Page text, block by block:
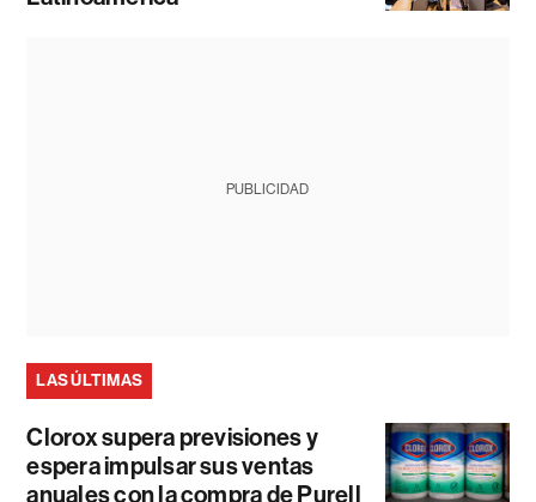
PUBLICIDAD
LAS ÚLTIMAS
Clorox supera previsiones y
espera impulsar sus ventas
anuales con la compra de Purell